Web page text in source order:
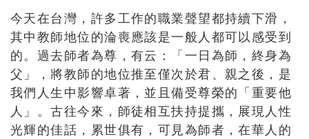
今天在台灣，許多工作的職業聲望都持續下滑，
其中教師地位的淪喪應該是一般人都可以感受到
的。過去師者為尊，有云：「一日為師，終身為
父」，將教師的地位推至僅次於君、親之後，是
我們人生中影響卓著，並且備受尊榮的「重要他
人」。古往今來，師徒相互扶持提攜，展現人性
光輝的佳話，累世俱有，可見為師者，在華人的